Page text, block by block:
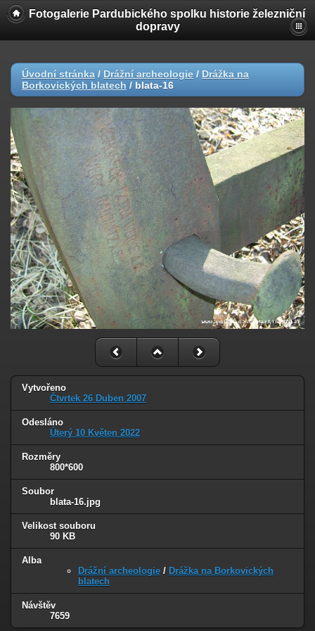
Fotogalerie Pardubického spolku historie železniční
dopravy
Úvodní stránka / Drážní archeologie / Drážka na
Borkovických blatech / blata-16
Vytvořeno
Čtvrtek 26 Duben 2007
Odesláno
Úterý 10 Květen 2022
Rozměry
800*600
Soubor
blata-16.jpg
Velikost souboru
90 KB
Alba
Drážní archeologie / Drážka na Borkovických
blatech
Návštěv
7659